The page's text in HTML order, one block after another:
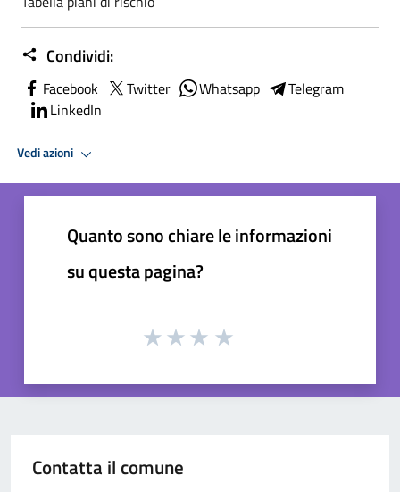
Condividi:
Facebook Twitter Whatsapp
Telegram
LinkedIn
Vedi azioni
Quanto sono chiare le informazioni
su questa pagina?
Contatta il comune